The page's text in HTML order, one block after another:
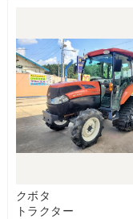
クボタ
トラクター